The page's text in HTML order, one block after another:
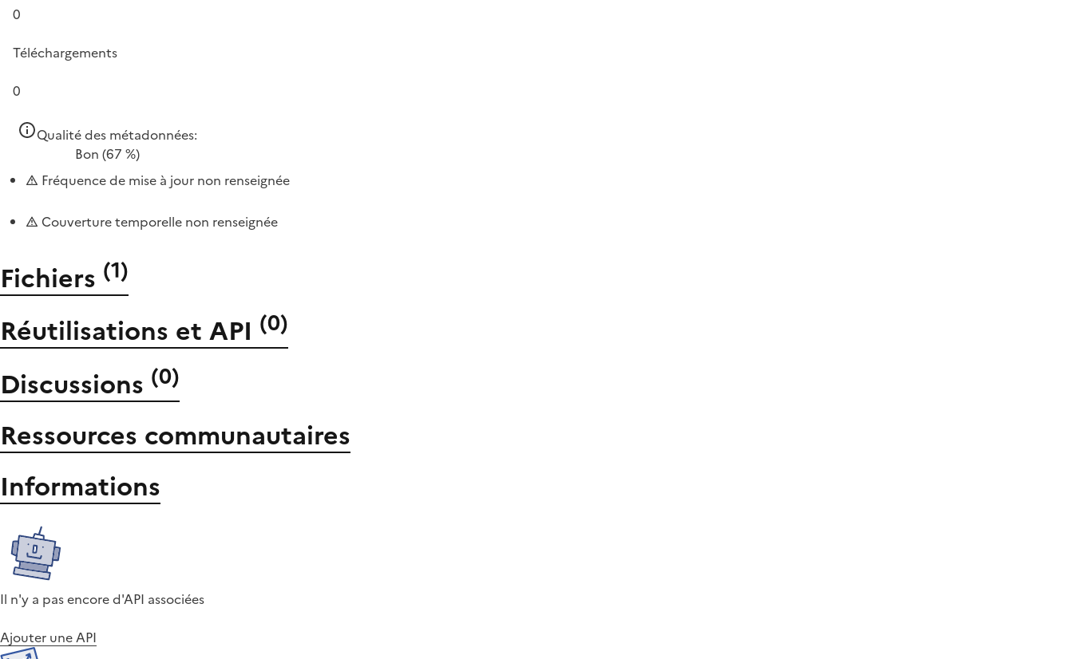
0
Téléchargements
0
Qualité des métadonnées:
Bon (67 %)
Fréquence de mise à jour non renseignée
Couverture temporelle non renseignée
Fichiers (1)
Réutilisations et API (0)
Discussions (0)
Ressources communautaires
Informations
Il n'y a pas encore d'API associées
Ajouter une API